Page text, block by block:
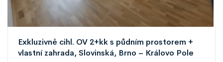
Exkluzivně cihl. OV 2+kk s půdním prostorem +
vlastní zahrada, Slovinská, Brno – Královo Pole